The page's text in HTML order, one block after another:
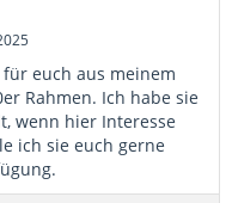
euch aus meinem
Rahmen. Ich habe sie
wenn hier Interesse
ich sie euch gerne